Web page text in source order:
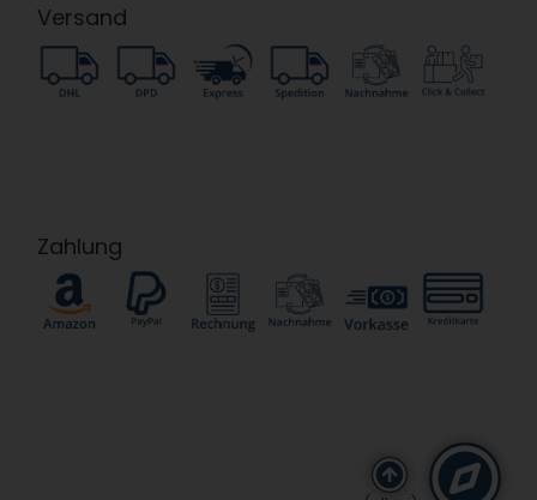
Versand
Zahlung